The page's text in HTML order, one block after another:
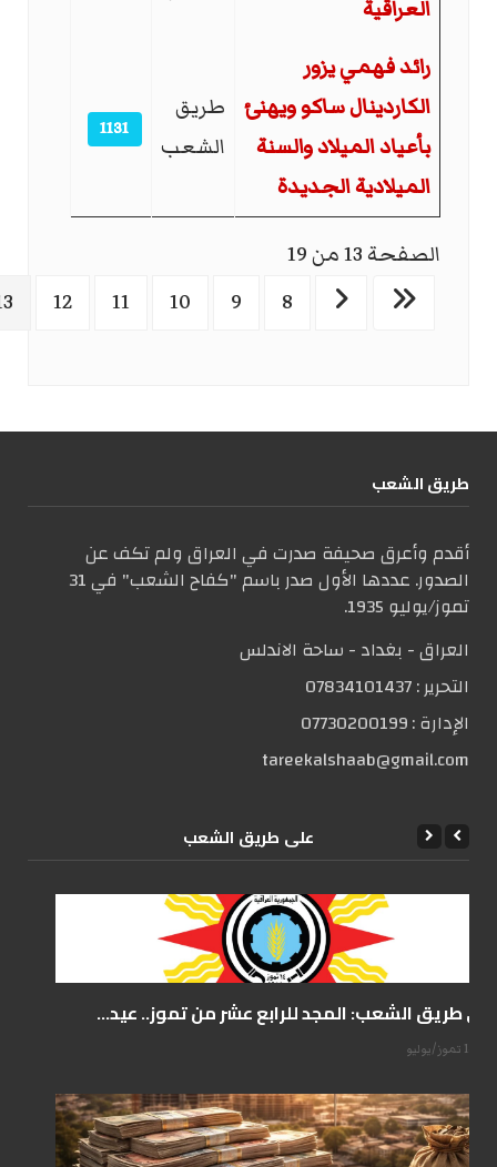
العراقية
رائد فهمي يزور
الكاردينال ساكو ويهنئ
بأعياد الميلاد والسنة
الميلادية الجديدة
طريق
الشعب
1131
الصفحة 13 من 19
8
9
10
11
12
طریق الشعب
أقدم وأعرق صحيفة صدرت في العراق ولم تكف عن
الصدور. عددها الأول صدر باسم "كفاح الشعب" في 31
تموز/يوليو 1935.
العراق - بغداد - ساحة الاندلس
التحریر :07834101437
الإدارة :07730200199
tareekalshaab@gmail.com
علی طریق الشعب
على طريق الشعب: المجد للرابع عشر من تموز.. عيد...
14 تموز/يوليو